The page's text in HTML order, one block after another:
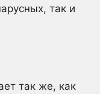
так и
так же, как